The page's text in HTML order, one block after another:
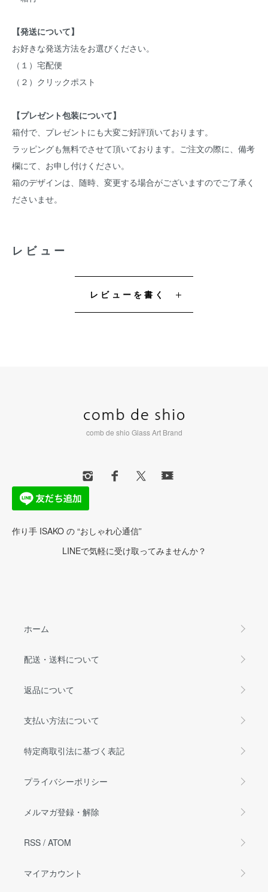
【発送について】
お好きな発送方法をお選びください。
（１）宅配便
（２）クリックポスト
【プレゼント包装について】
箱付で、プレゼントにも大変ご好評頂いております。
ラッピングも無料でさせて頂いております。ご注文の際に、備考
欄にて、お申し付けください。
箱のデザインは、随時、変更する場合がございますのでご了承く
ださいませ。
レビュー
レビューを書く
comb de shio Glass Art Brand
作り手 ISAKO の “おしゃれ心通信”
LINEで気軽に受け取ってみませんか？
ホーム
配送・送料について
返品について
支払い方法について
特定商取引法に基づく表記
プライバシーポリシー
メルマガ登録・解除
RSS / ATOM
マイアカウント